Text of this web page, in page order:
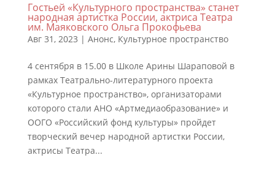
Гостьей «Культурного пространства» станет
народная артистка России, актриса Театра
им. Маяковского Ольга Прокофьева
Авг 31, 2023 | Анонс, Культурное пространство
4 сентября в 15.00 в Школе Арины Шараповой в
рамках Театрально-литературного проекта
«Культурное пространство», организаторами
которого стали АНО «Артмедиаобразование» и
ООГО «Российский фонд культуры» пройдет
творческий вечер народной артистки России,
актрисы Театра...